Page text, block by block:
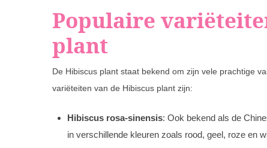
Populaire
plant
De Hibiscus plant staat bekend om zijn vele prachtige
variëteiten van de Hibiscus plant zijn:
Hibiscus rosa-sinensis: Ook bekend als de
in verschillende kleuren zoals rood, geel, roze en